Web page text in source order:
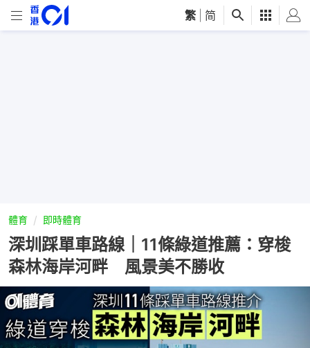
繁 简
體育 即時體育
深圳踩單車路線｜11條綠道推薦：穿梭
森林海岸河畔 風景美不勝收